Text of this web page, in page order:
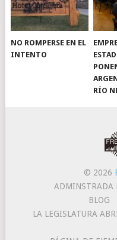
NO ROMPERSE EN EL
INTENTO
RÍO
© 2026
ADMINSTRADA
BLOG
LA LEGISLATURA